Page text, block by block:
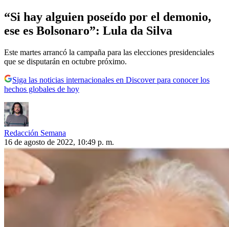
“Si hay alguien poseído por el demonio,
ese es Bolsonaro”: Lula da Silva
Este martes arrancó la campaña para las elecciones presidenciales
que se disputarán en octubre próximo.
Siga las noticias internacionales en Discover para conocer los
hechos globales de hoy
Redacción Semana
16 de agosto de 2022, 10:49 p. m.